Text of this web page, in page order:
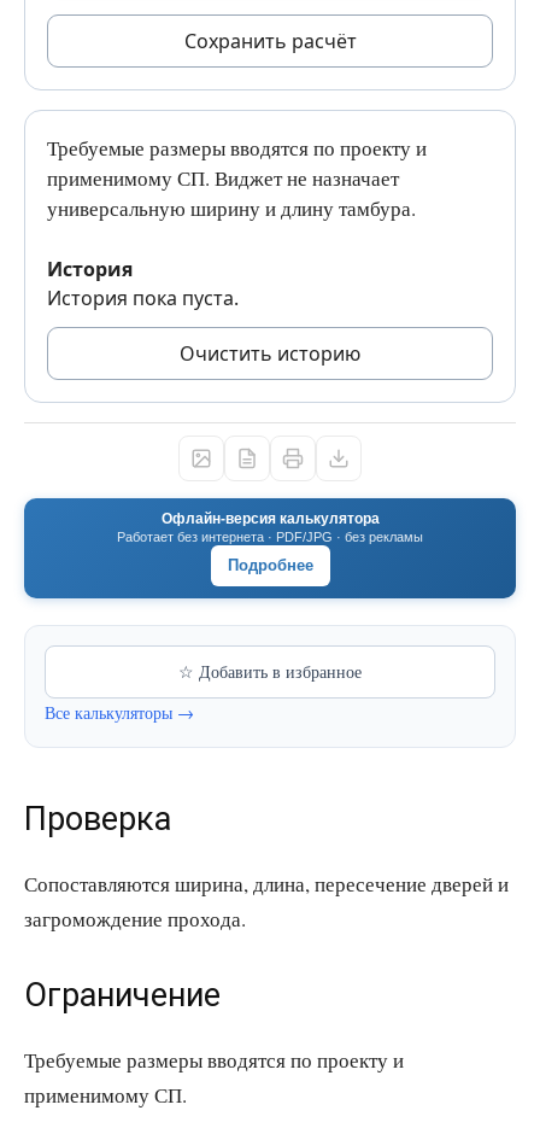
Сохранить расчёт
Требуемые размеры вводятся по проекту и
применимому СП. Виджет не назначает
универсальную ширину и длину тамбура.
История
История пока пуста.
Очистить историю
Офлайн-версия калькулятора
Работает без интернета · PDF/JPG · без рекламы
Подробнее
☆ Добавить в избранное
Все калькуляторы →
Проверка
Сопоставляются ширина, длина, пересечение дверей и
загромождение прохода.
Ограничение
Требуемые размеры вводятся по проекту и
применимому СП.